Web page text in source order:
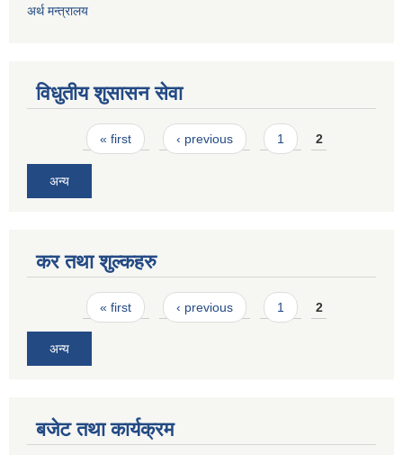
अर्थ मन्त्रालय
विधुतीय शुसासन सेवा
Pages« first ‹ previous 1 2
अन्य
कर तथा शुल्कहरु
Pages« first ‹ previous 1 2
अन्य
बजेट तथा कार्यक्रम